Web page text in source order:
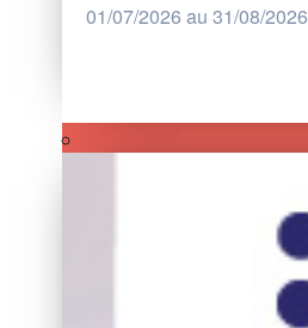
01/07/2026 au 31/08/2026